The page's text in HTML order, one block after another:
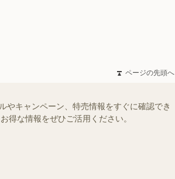
ページの先頭へ
やキャンペーン、特売情報をすぐに確認でき
得な情報をぜひご活用ください。